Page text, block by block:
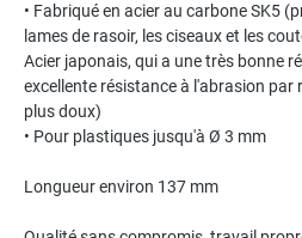
• Fabriqué en acier au carbone SK5
lames de rasoir, les ciseaux et les
Acier japonais, qui a une très bonne
excellente résistance à l'abrasion
plus doux)
• Pour plastiques jusqu'à Ø 3 mm
Longueur environ 137 mm